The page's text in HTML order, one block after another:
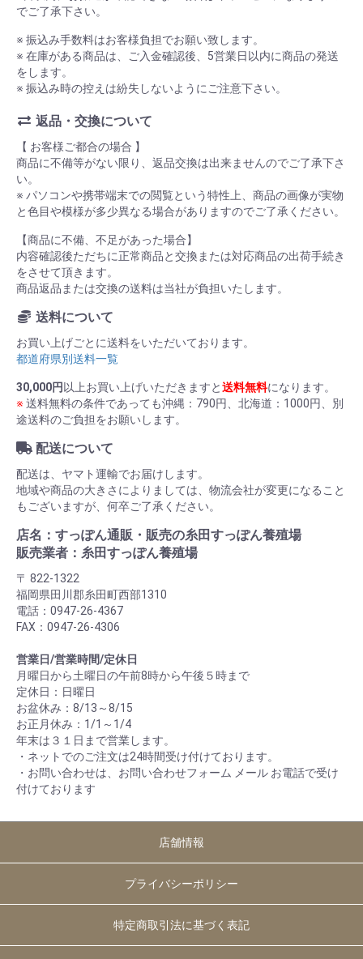
でご了承下さい。
※ 振込み手数料はお客様負担でお願い致します。
※ 在庫がある商品は、ご入金確認後、5営業日以内に商品の発送
をします。
※ 振込み時の控えは紛失しないようにご注意下さい。
返品・交換について
【 お客様ご都合の場合 】
商品に不備等がない限り、返品交換は出来ませんのでご了承下さ
い。
※ パソコンや携帯端末での閲覧という特性上、商品の画像が実物
と色目や模様が多少異なる場合がありますのでご了承ください。
【商品に不備、不足があった場合】
内容確認後ただちに正常商品と交換または対応商品の出荷手続き
をさせて頂きます。
商品返品または交換の送料は当社が負担いたします。
送料について
お買い上げごとに送料をいただいております。
都道府県別送料一覧
30,000円 以上お買い上げいただきますと送料無料になります。
※ 送料無料の条件であっても沖縄：790円、北海道：1000円、別
途送料のご負担をお願いします。
配送について
配送は、ヤマト運輸でお届けします。
地域や商品の大きさによりましては、物流会社が変更になること
もございますが、何卒ご了承ください。
店名：すっぽん通販・販売の糸田すっぽん養殖場
販売業者：糸田すっぽん養殖場
〒 822-1322
福岡県田川郡糸田町西部1310
電話：0947-26-4367
FAX：0947-26-4306
営業日/営業時間/定休日
月曜日から土曜日の午前8時から午後５時まで
定休日：日曜日
お盆休み：8/13～8/15
お正月休み：1/1～1/4
年末は３１日まで営業します。
・ネットでのご注文は24時間受け付けております。
・お問い合わせは、お問い合わせフォーム メール お電話で受け
付けております
店舗情報
プライバシーポリシー
特定商取引法に基づく表記